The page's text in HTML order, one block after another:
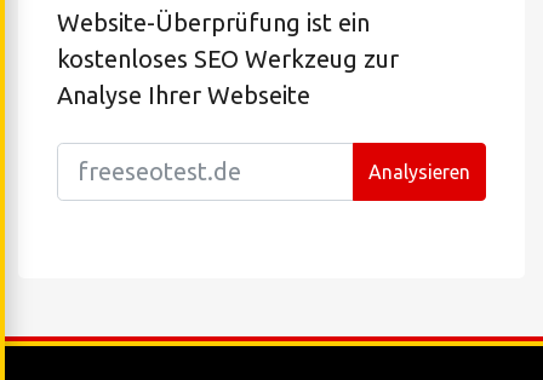
Website-Überprüfung ist ein
kostenloses SEO Werkzeug zur
Analyse Ihrer Webseite
Analysieren